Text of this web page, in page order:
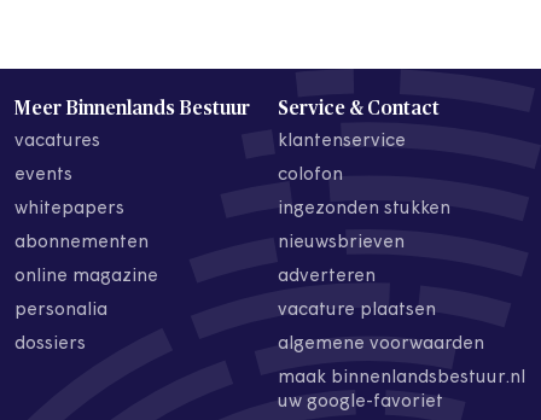
Meer Binnenlands Bestuur
vacatures
events
whitepapers
abonnementen
online magazine
personalia
dossiers
Service & Contact
klantenservice
colofon
ingezonden stukken
nieuwsbrieven
adverteren
vacature plaatsen
algemene voorwaarden
maak binnenlandsbestuur.nl
uw google-favoriet